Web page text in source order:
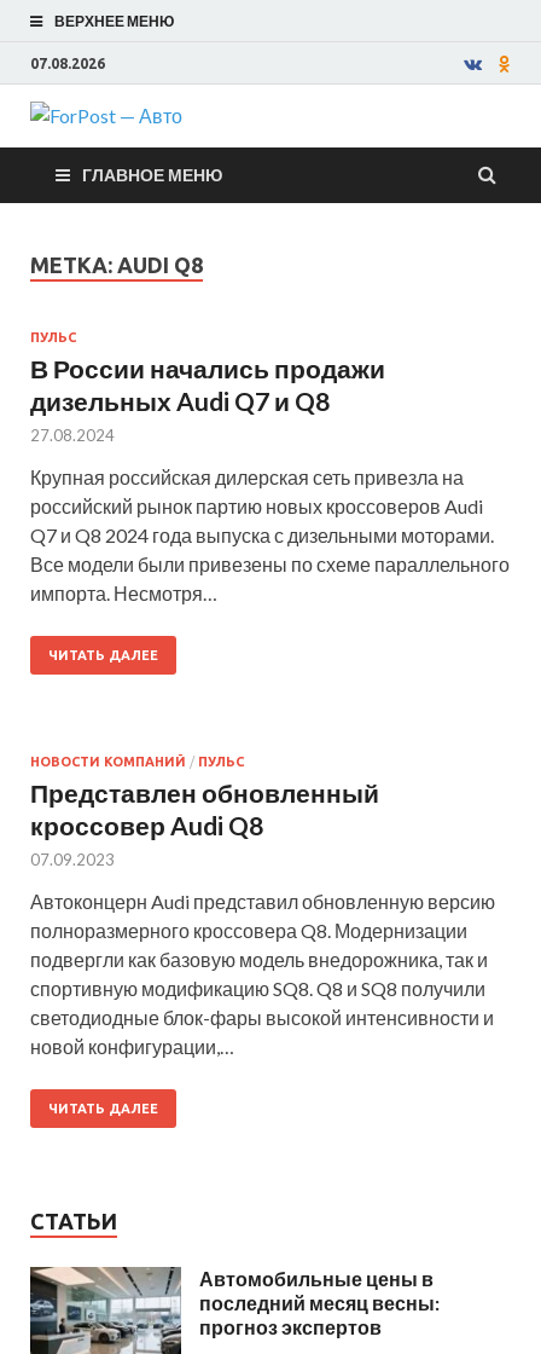
ВЕРХНЕЕ МЕНЮ
07.08.2026
ForPost —
Авто
ГЛАВНОЕ МЕНЮ
МЕТКА: AUDI Q8
ПУЛЬС
В России начались продажи
дизельных Audi Q7 и Q8
27.08.2024
Крупная российская дилерская сеть привезла на
российский рынок партию новых кроссоверов Audi
Q7 и Q8 2024 года выпуска с дизельными моторами.
Все модели были привезены по схеме параллельного
импорта. Несмотря…
ЧИТАТЬ ДАЛЕЕ
НОВОСТИ КОМПАНИЙ / ПУЛЬС
Представлен обновленный
кроссовер Audi Q8
07.09.2023
Автоконцерн Audi представил обновленную версию
полноразмерного кроссовера Q8. Модернизации
подвергли как базовую модель внедорожника, так и
спортивную модификацию SQ8. Q8 и SQ8 получили
светодиодные блок-фары высокой интенсивности и
новой конфигурации,…
ЧИТАТЬ ДАЛЕЕ
СТАТЬИ
Автомобильные цены в
последний месяц весны:
прогноз экспертов